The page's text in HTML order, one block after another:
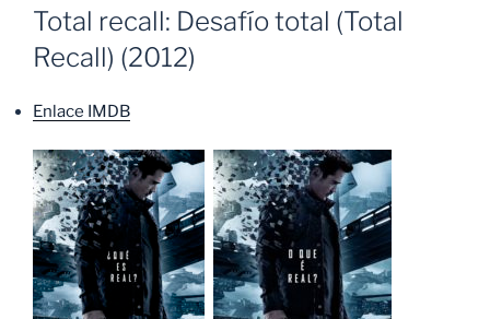
EL
Total recall: Desafío total (Total
Recall) (2012)
Enlace IMDB